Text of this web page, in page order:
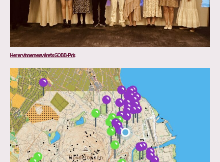
Her er vinnerne av årets GOBB-Pris